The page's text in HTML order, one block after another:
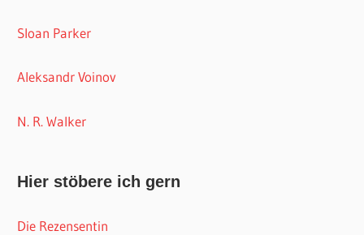
Sloan Parker
Aleksandr Voinov
N. R. Walker
Hier stöbere ich gern
Die Rezensentin